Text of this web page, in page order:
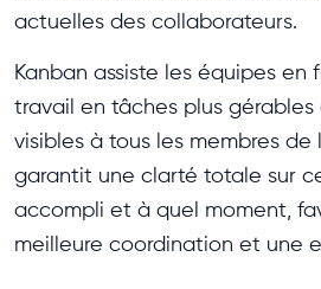
actuelles des collaborateurs.
Kanban assiste les équipes en
travail en tâches plus
visibles à tous les membres de
garantit une clarté totale sur
accompli et à quel moment,
meilleure coordination et une